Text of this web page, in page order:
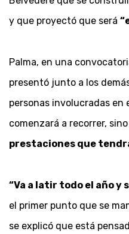
y que proyectó que será
Palma, en una
presentó junto a los
personas involucradas en
comenzará a recorrer,
prestaciones que
“Va a latir todo el año
el primer punto que se
se explicó que está